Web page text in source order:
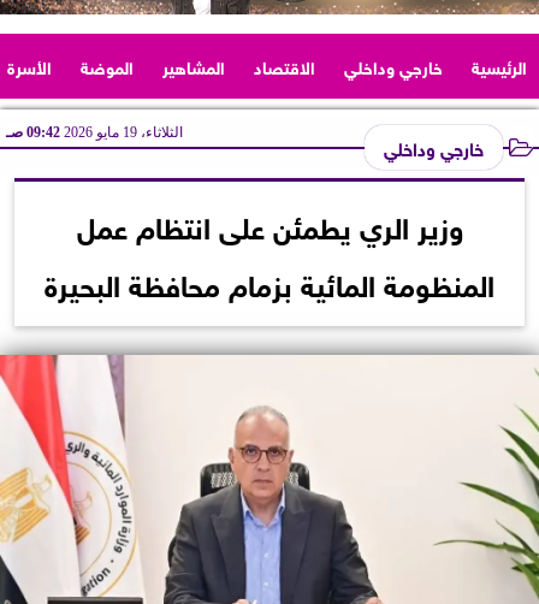
الرئيسية خارجي وداخلي الاقتصاد المشاهير الموضة الأسرة
خارجي وداخلي الثلاثاء، 19 مايو 2026 09:42 صـ
وزير الري يطمئن على انتظام عمل
المنظومة المائية بزمام محافظة البحيرة